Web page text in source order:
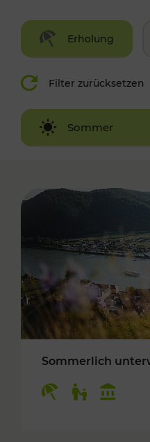
Erholung
Filter zurücksetzen
Sommer
Winter
Sommerlich